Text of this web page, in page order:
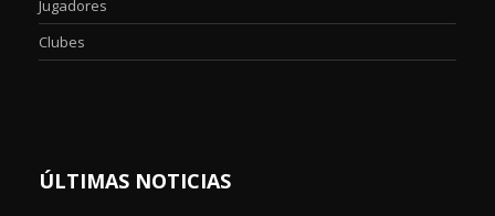
Jugadores
Clubes
ÚLTIMAS NOTICIAS